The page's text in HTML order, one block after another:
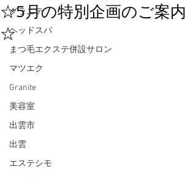
グラニテ
ヘッドスパ
まつ毛エクステ併設サロン
マツエク
Granite
美容室
出雲市
出雲
エステシモ
☆5月の特別企画のご案内
☆